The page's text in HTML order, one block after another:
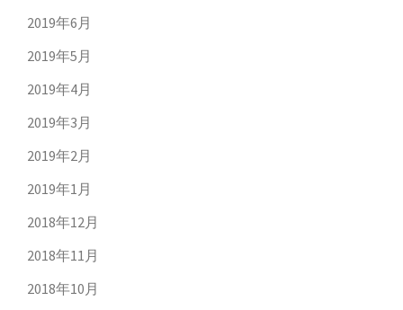
2019年6月
2019年5月
2019年4月
2019年3月
2019年2月
2019年1月
2018年12月
2018年11月
2018年10月